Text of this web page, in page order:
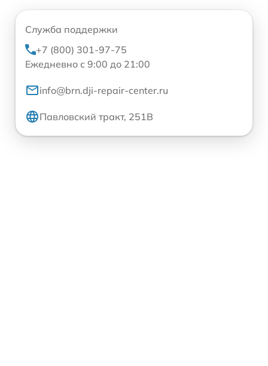
Служба поддержки
+7 (800) 301-97-75
Ежедневно с 9:00 до 21:00
info@brn.dji-repair-center.ru
Павловский тракт, 251В